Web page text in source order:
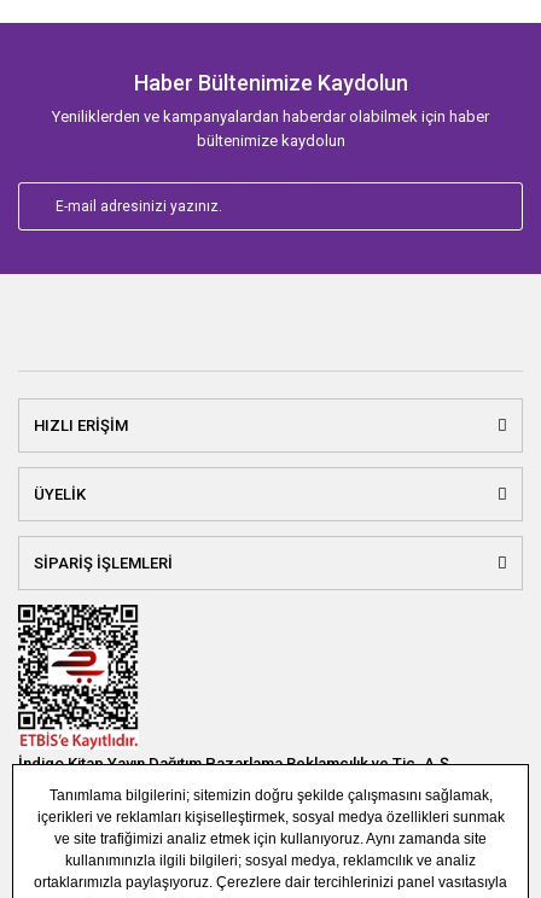
Haber Bültenimize Kaydolun
Yeniliklerden ve kampanyalardan haberdar olabilmek için haber
bültenimize kaydolun
HIZLI ERİŞİM
ÜYELİK
SİPARİŞ İŞLEMLERİ
İndigo Kitap Yayın Dağıtım Pazarlama Reklamcılık ve Tic. A.Ş.
Bağlar Mah. 19. Sok. Bina No:1E 1. Bodrum Kat. Güneşli - Bağcılar /
İSTANBUL
(0850) 308 7304